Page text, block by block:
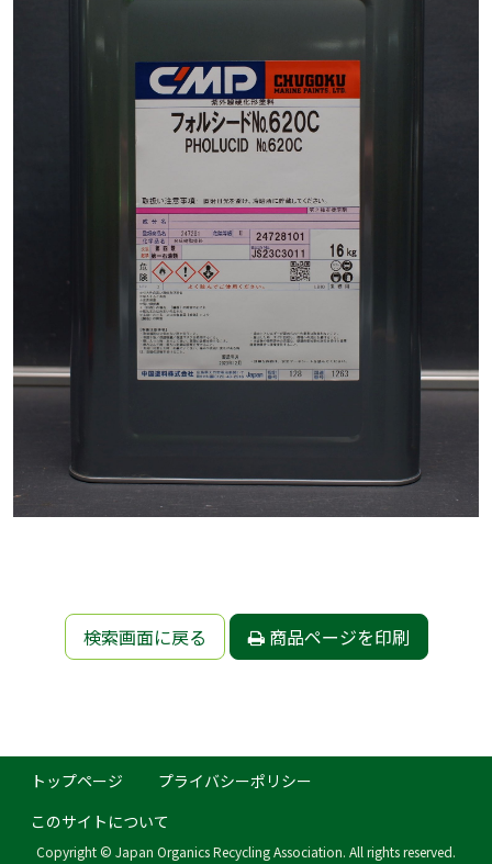
検索画面に戻る 商品ページを印刷
トップページ
プライバシーポリシー
このサイトについて
Copyright © Japan Organics Recycling Association. All rights reserved.